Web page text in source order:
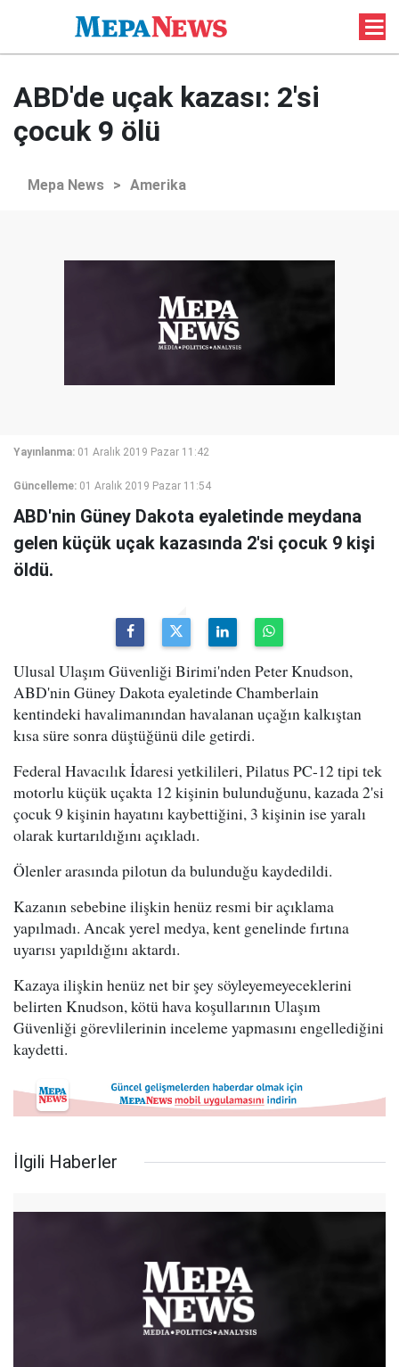
ABD'de uçak kazası: 2'si
çocuk 9 ölü
Mepa News > Amerika
Yayınlanma: 01 Aralık 2019 Pazar 11:42
Güncelleme: 01 Aralık 2019 Pazar 11:54
ABD'nin Güney Dakota eyaletinde meydana
gelen küçük uçak kazasında 2'si çocuk 9 kişi
öldü.
Ulusal Ulaşım Güvenliği Birimi'nden Peter Knudson,
ABD'nin Güney Dakota eyaletinde Chamberlain
kentindeki havalimanından havalanan uçağın kalkıştan
kısa süre sonra düştüğünü dile getirdi.
Federal Havacılık İdaresi yetkilileri, Pilatus PC-12 tipi tek
motorlu küçük uçakta 12 kişinin bulunduğunu, kazada 2'si
çocuk 9 kişinin hayatını kaybettiğini, 3 kişinin ise yaralı
olarak kurtarıldığını açıkladı.
Ölenler arasında pilotun da bulunduğu kaydedildi.
Kazanın sebebine ilişkin henüz resmi bir açıklama
yapılmadı. Ancak yerel medya, kent genelinde fırtına
uyarısı yapıldığını aktardı.
Kazaya ilişkin henüz net bir şey söyleyemeyeceklerini
belirten Knudson, kötü hava koşullarının Ulaşım
Güvenliği görevlilerinin inceleme yapmasını engellediğini
kaydetti.
İlgili Haberler